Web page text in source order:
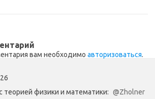
вам необходимо авторизоваться.
теорией физики и математики: @Zholner